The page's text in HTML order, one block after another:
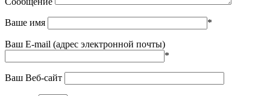
Ваше имя *
Ваш E-mail (адрес электронной почты)
*
Ваш Веб-сайт